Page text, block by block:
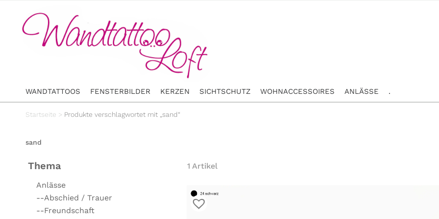
WANDTATTOOS FENSTERBILDER KERZEN SICHTSCHUTZ WOHNACCESSOIRES ANLÄSSE .
Startseite > Produkte verschlagwortet mit „sand“
sand
Thema
Anlässe
--Abschied / Trauer
--Freundschaft
1 Artikel